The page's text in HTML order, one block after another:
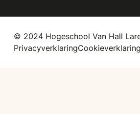
© 2024 Hogeschool Van Hall
PrivacyverklaringCookieverklaring